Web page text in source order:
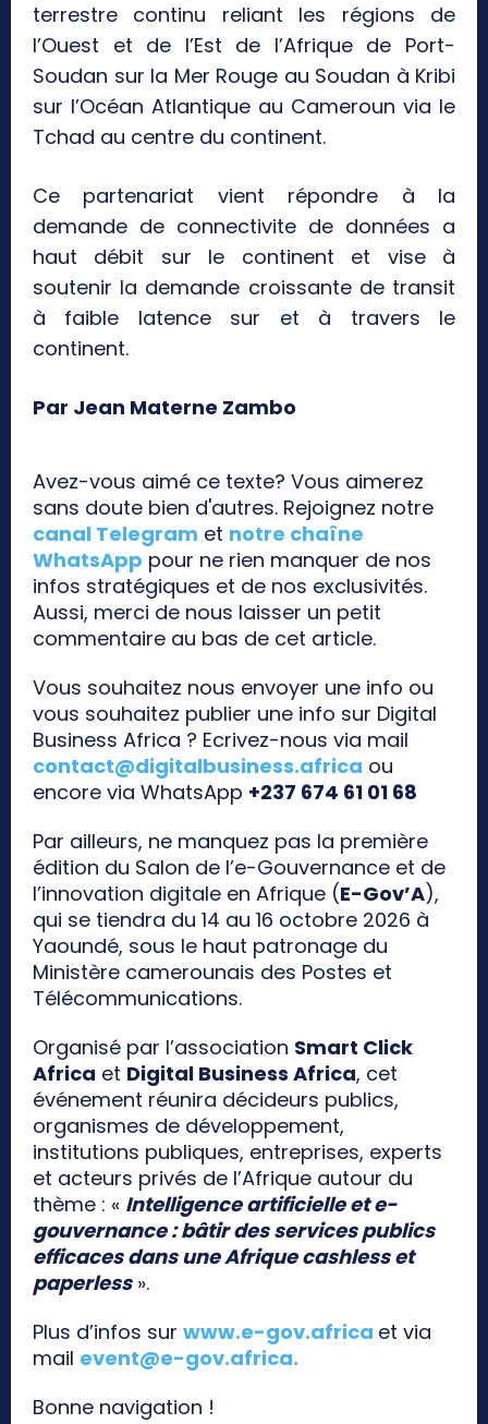
terrestre continu reliant les régions de
l’Ouest et de l’Est de l’Afrique de Port-
Soudan sur la Mer Rouge au Soudan à Kribi
sur l’Océan Atlantique au Cameroun via le
Tchad au centre du continent.
Ce partenariat vient répondre à la
demande de connectivite de données a
haut débit sur le continent et vise à
soutenir la demande croissante de transit
à faible latence sur et à travers le
continent.
Par Jean Materne Zambo
Avez-vous aimé ce texte? Vous aimerez
sans doute bien d'autres. Rejoignez notre
canal Telegram et notre chaîne
WhatsApp pour ne rien manquer de nos
infos stratégiques et de nos exclusivités.
Aussi, merci de nous laisser un petit
commentaire au bas de cet article.
Vous souhaitez nous envoyer une info ou
vous souhaitez publier une info sur Digital
Business Africa ? Ecrivez-nous via mail
contact@digitalbusiness.africa ou
encore via WhatsApp +237 674 61 01 68
Par ailleurs, ne manquez pas la première
édition du Salon de l’e-Gouvernance et de
l’innovation digitale en Afrique (E-Gov’A),
qui se tiendra du 14 au 16 octobre 2026 à
Yaoundé, sous le haut patronage du
Ministère camerounais des Postes et
Télécommunications.
Organisé par l’association Smart Click
Africa et Digital Business Africa, cet
événement réunira décideurs publics,
organismes de développement,
institutions publiques, entreprises, experts
et acteurs privés de l’Afrique autour du
thème : « Intelligence artificielle et e-
gouvernance : bâtir des services publics
efficaces dans une Afrique cashless et
paperless».
Plus d’infos sur www.e-gov.africa et via
mail event@e-gov.africa.
Bonne navigation !